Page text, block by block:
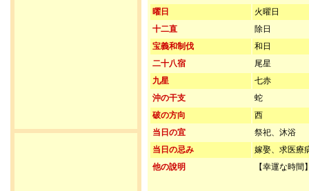
曜日
火曜日
十二直
除日
宝義和制伐
和日
二十八宿
尾星
九星
七赤
沖の干支
蛇
破の方向
西
当日の宜
祭祀、沐浴
当日の忌み
嫁娶、求医療
他の說明
【幸運な時